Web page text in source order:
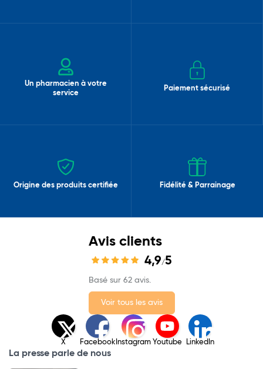
Un pharmacien à votre
service
Paiement sécurisé
Origine des produits certifiée Fidélité & Parrainage
Avis clients
4,9/5
Basé sur 62 avis.
Voir tous les avis
X Facebook Instagram Youtube LinkedIn
La presse parle de nous